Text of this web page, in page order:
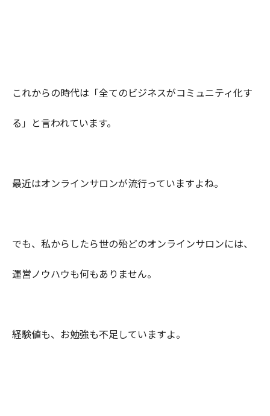
これからの時代は「全てのビジネスがコミュニティ化す
る」と言われています。
最近はオンラインサロンが流行っていますよね。
でも、私からしたら世の殆どのオンラインサロンには、
運営ノウハウも何もありません。
経験値も、お勉強も不足していますよ。